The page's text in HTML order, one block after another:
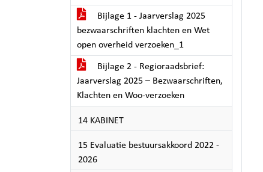
Bijlage 1 - Jaarverslag 2025
bezwaarschriften klachten en Wet
open overheid verzoeken_1
Bijlage 2 - Regioraadsbrief:
Jaarverslag 2025 – Bezwaarschriften,
Klachten en Woo-verzoeken
14 KABINET
15 Evaluatie bestuursakkoord 2022 -
2026